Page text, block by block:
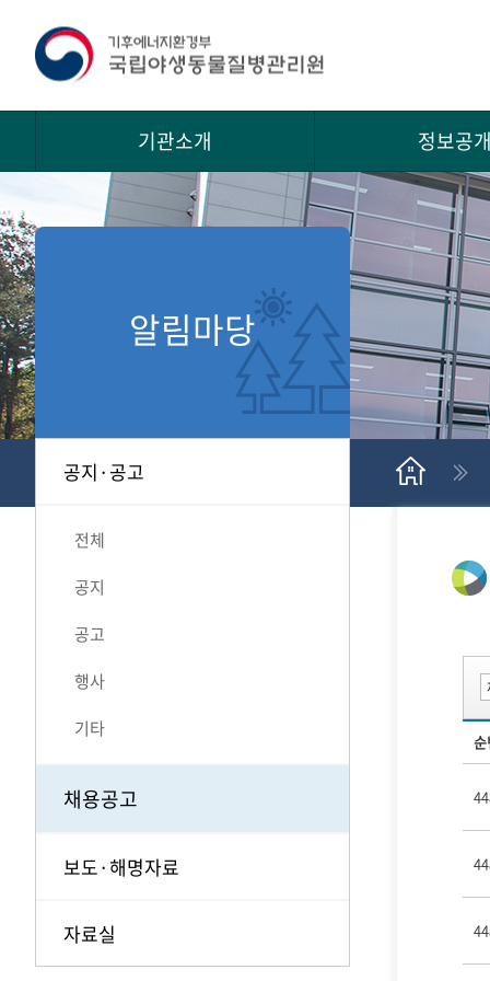
기관소개 정보공개
알림마당
공지·공고
전체
공지
공고
행사
기타
채용공고
보도·해명자료
자료실
순